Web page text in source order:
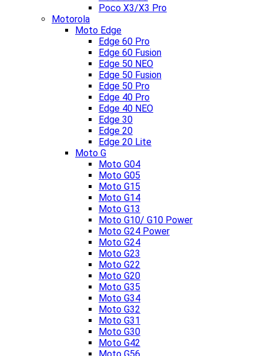
Poco X3/X3 Pro
Motorola
Moto Edge
Edge 60 Pro
Edge 60 Fusion
Edge 50 NEO
Edge 50 Fusion
Edge 50 Pro
Edge 40 Pro
Edge 40 NEO
Edge 30
Edge 20
Edge 20 Lite
Moto G
Moto G04
Moto G05
Moto G15
Moto G14
Moto G13
Moto G10/ G10 Power
Moto G24 Power
Moto G24
Moto G23
Moto G22
Moto G20
Moto G35
Moto G34
Moto G32
Moto G31
Moto G30
Moto G42